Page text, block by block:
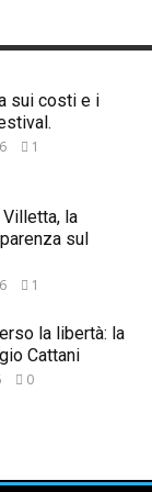
sui costi e i
1
la
sul
1
la libertà: la
Cattani
0